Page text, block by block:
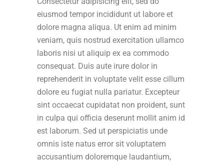
eiusmod tempor incididunt ut labore et
dolore magna aliqua. Ut enim ad minim
veniam, quis nostrud exercitation ullamco
laboris nisi ut aliquip ex ea commodo
consequat. Duis aute irure dolor in
reprehenderit in voluptate velit esse cillum
dolore eu fugiat nulla pariatur. Excepteur
sint occaecat cupidatat non proident, sunt
in culpa qui officia deserunt mollit anim id
est laborum. Sed ut perspiciatis unde
omnis iste natus error sit voluptatem
accusantium doloremque laudantium,